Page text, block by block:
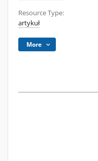
Resource Type:
artykuł
More